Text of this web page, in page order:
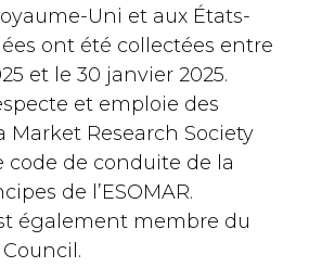
Uni et aux États-
ont été collectées entre
et le 30 janvier 2025.
et emploie des
Market Research Society
code de conduite de la
de l’ESOMAR.
également membre du